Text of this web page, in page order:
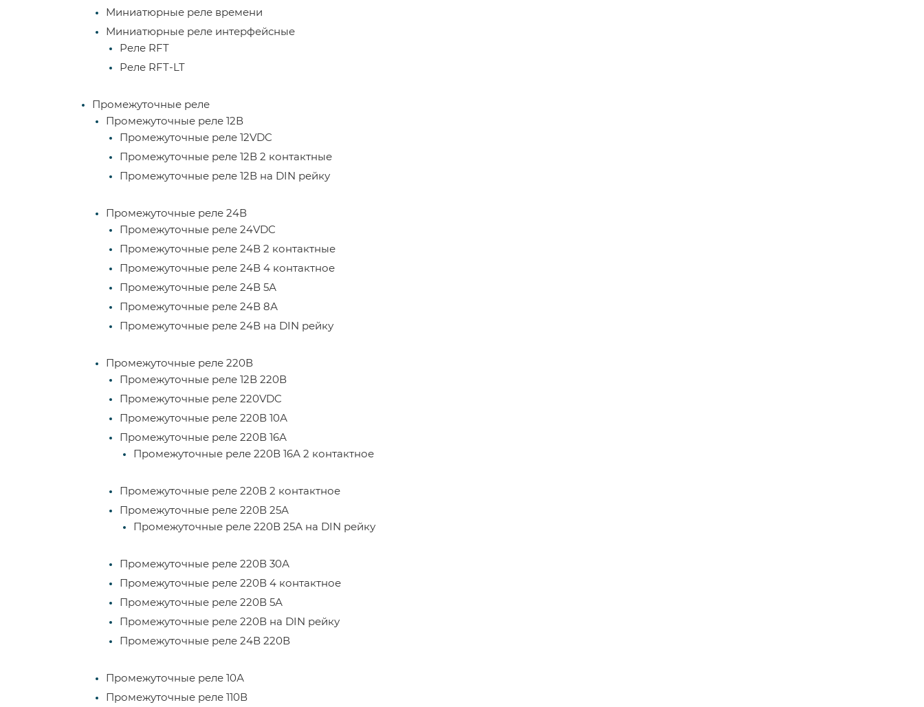
Миниатюрные реле времени
Миниатюрные реле интерфейсные
Реле RFT
Реле RFT-LT
Промежуточные реле
Промежуточные реле 12В
Промежуточные реле 12VDC
Промежуточные реле 12В 2 контактные
Промежуточные реле 12В на DIN рейку
Промежуточные реле 24В
Промежуточные реле 24VDC
Промежуточные реле 24В 2 контактные
Промежуточные реле 24В 4 контактное
Промежуточные реле 24В 5А
Промежуточные реле 24В 8А
Промежуточные реле 24В на DIN рейку
Промежуточные реле 220В
Промежуточные реле 12В 220В
Промежуточные реле 220VDC
Промежуточные реле 220В 10А
Промежуточные реле 220В 16А
Промежуточные реле 220В 16А 2 контактное
Промежуточные реле 220В 2 контактное
Промежуточные реле 220В 25А
Промежуточные реле 220В 25А на DIN рейку
Промежуточные реле 220В 30А
Промежуточные реле 220В 4 контактное
Промежуточные реле 220В 5А
Промежуточные реле 220В на DIN рейку
Промежуточные реле 24В 220В
Промежуточные реле 10А
Промежуточные реле 110В